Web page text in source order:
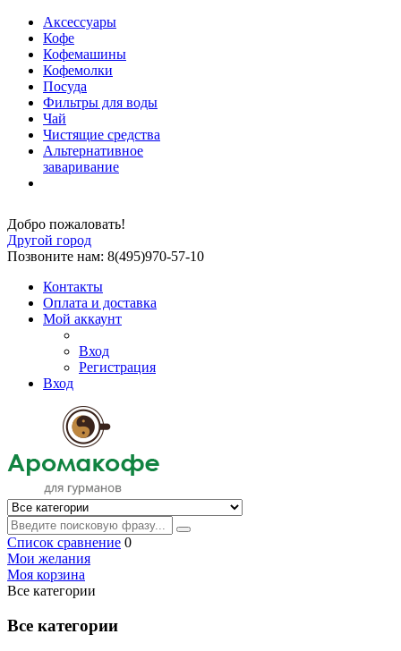
Аксессуары
Кофе
Кофемашины
Кофемолки
Посуда
Фильтры для воды
Чай
Чистящие средства
Альтернативное
заваривание
Добро пожаловать!
Другой город
Позвоните нам: 8(495)970-57-10
Контакты
Оплата и доставка
Мой аккаунт
Вход
Регистрация
Вход
Список сравнение 0
Мои желания
Моя корзина
Все категории
Все категории